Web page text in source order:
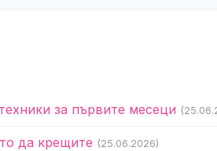
за първите месеци
да крещите (25.06.2026)